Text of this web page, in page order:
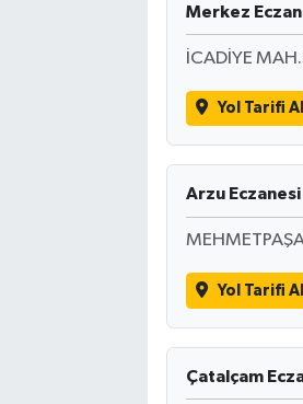
Merkez
İCADİYE
Yol Tarifi Al
Arzu Eczanesi
Yol Tarifi Al
Çatalçam